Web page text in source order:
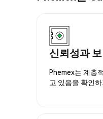
신뢰성과
Phemex는 계층
고 있음을 확인